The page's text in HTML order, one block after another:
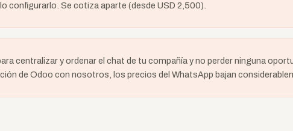
configurarlo. Se cotiza aparte (desde USD 2,500).
centralizar y ordenar el chat de tu compañía y no perder ninguna
de Odoo con nosotros, los precios del WhatsApp bajan